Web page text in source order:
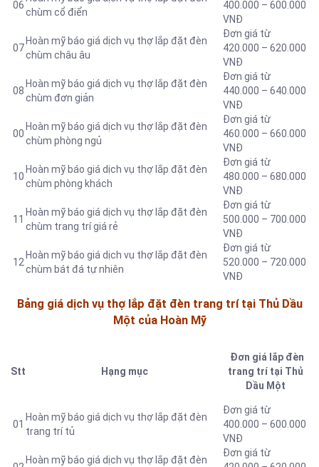
06
chùm cổ điển
400.000 – 600.000
VNĐ
07
Hoàn mỹ báo giá dịch vụ thợ lắp đặt đèn
chùm châu âu
Đơn giá từ
420.000 – 620.000
VNĐ
08
Hoàn mỹ báo giá dịch vụ thợ lắp đặt đèn
chùm đơn giản
Đơn giá từ
440.000 – 640.000
VNĐ
00
Hoàn mỹ báo giá dịch vụ thợ lắp đặt đèn
chùm phòng ngủ
Đơn giá từ
460.000 – 660.000
VNĐ
10
Hoàn mỹ báo giá dịch vụ thợ lắp đặt đèn
chùm phòng khách
Đơn giá từ
480.000 – 680.000
VNĐ
11
Hoàn mỹ báo giá dịch vụ thợ lắp đặt đèn
chùm trang trí giá rẻ
Đơn giá từ
500.000 – 700.000
VNĐ
12
Hoàn mỹ báo giá dịch vụ thợ lắp đặt đèn
chùm bát đá tự nhiên
Đơn giá từ
520.000 – 720.000
VNĐ
Bảng giá dịch vụ thợ lắp đặt đèn trang trí tại Thủ Dầu
Một của Hoàn Mỹ
Stt Hạng mục
Đơn giá lắp đèn
trang trí tại Thủ
Dầu Một
01
Hoàn mỹ báo giá dịch vụ thợ lắp đặt đèn
trang trí tủ
Đơn giá từ
400.000 – 600.000
VNĐ
Hoàn mỹ báo giá dịch vụ thợ lắp đặt đèn
Đơn giá từ